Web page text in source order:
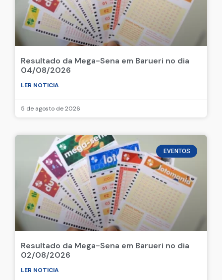
Resultado da Mega-Sena em Barueri no dia
04/08/2026
LER NOTICIA
5 de agosto de 2026
EVENTOS
Resultado da Mega-Sena em Barueri no dia
02/08/2026
LER NOTICIA